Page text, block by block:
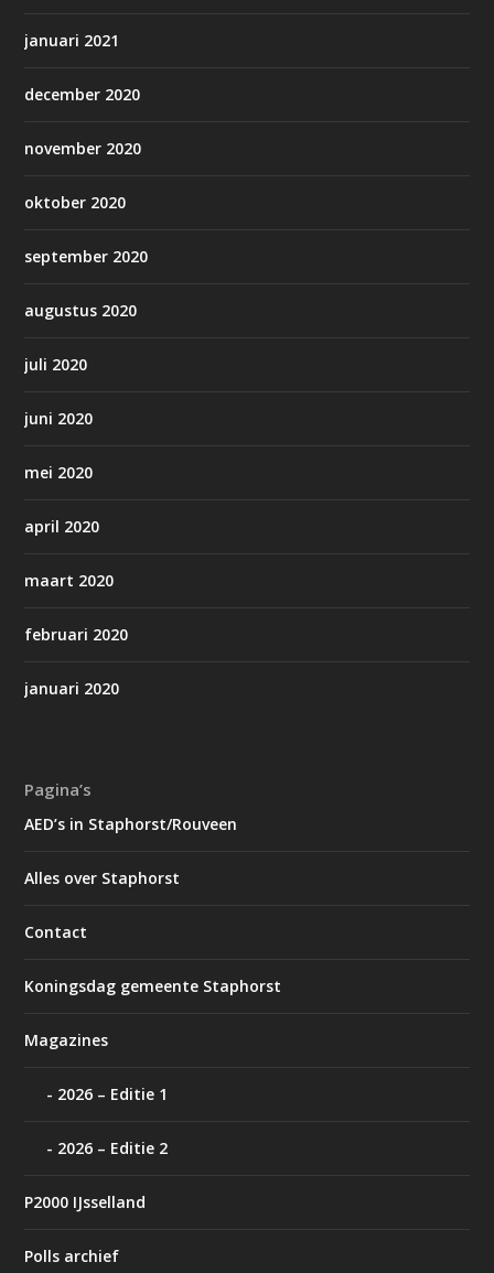
januari 2021
december 2020
november 2020
oktober 2020
september 2020
augustus 2020
juli 2020
juni 2020
mei 2020
april 2020
maart 2020
februari 2020
januari 2020
Pagina’s
AED’s in Staphorst/Rouveen
Alles over Staphorst
Contact
Koningsdag gemeente Staphorst
Magazines
2026 – Editie 1
2026 – Editie 2
P2000 IJsselland
Polls archief